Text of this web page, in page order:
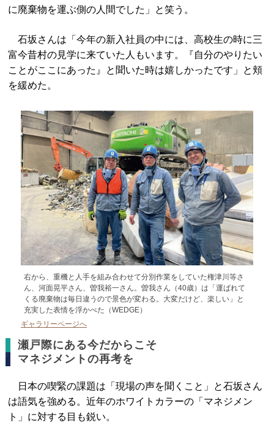
に廃棄物を運ぶ側の人間でした」と笑う。
石坂さんは「今年の新入社員の中には、高校生の時に三
富今昔村の見学に来ていた人もいます。『自分のやりたい
ことがここにあった』と聞いた時は嬉しかったです」と頬
を緩めた。
右から、重機と人手を組み合わせて分別作業をしていた権津川等さ
ん、河面晃平さん、曽我裕一さん。曽我さん（40歳）は「運ばれて
くる廃棄物は毎日違うので景色が変わる。大変だけど、楽しい」と
充実した表情を浮かべた（WEDGE）
ギャラリーページへ
瀬戸際にある今だからこそ
マネジメントの再考を
日本の喫緊の課題は「現場の声を聞くこと」と石坂さん
は語気を強める。近年のホワイトカラーの「マネジメン
ト」に対する目も鋭い。